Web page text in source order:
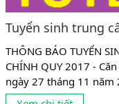
Tuyển sinh trung
THÔNG BÁO TUYỂN
CHÍNH QUY 2017 -
ngày 27 tháng 11 năm
năm học 2017-2018.